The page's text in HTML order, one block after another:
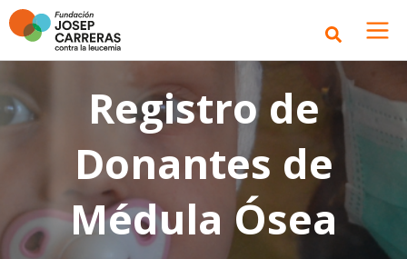
Registro de
Donantes de
Médula Ósea